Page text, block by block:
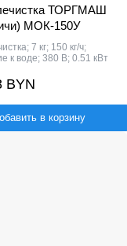
ТОРГМАШ
МОК-150У
7 кг; 150 кг/ч;
к воде; 380 В; 0.51 кВт
BYN
в корзину